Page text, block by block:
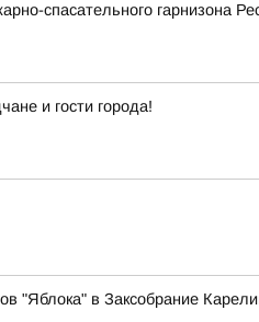
спасательного гарнизона
и гости города!
"Яблока" в Заксобрание